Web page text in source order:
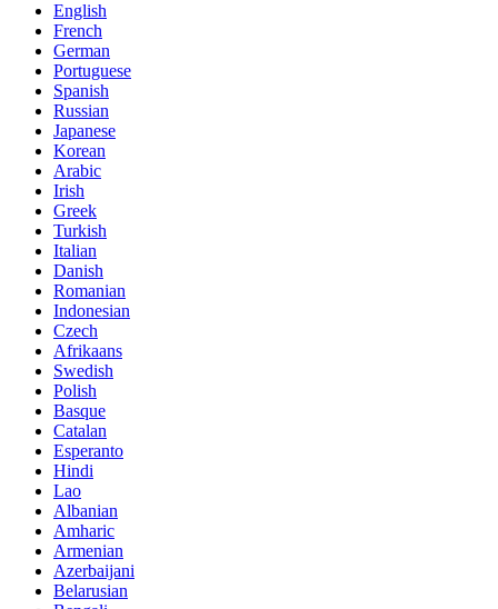
English
French
German
Portuguese
Spanish
Russian
Japanese
Korean
Arabic
Irish
Greek
Turkish
Italian
Danish
Romanian
Indonesian
Czech
Afrikaans
Swedish
Polish
Basque
Catalan
Esperanto
Hindi
Lao
Albanian
Amharic
Armenian
Azerbaijani
Belarusian